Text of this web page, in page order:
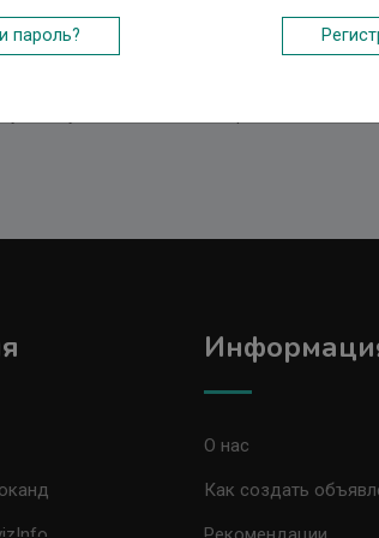
для авторизации, вы можете легко
в свой кабинет, так и
О нас
Как создать
пароль?